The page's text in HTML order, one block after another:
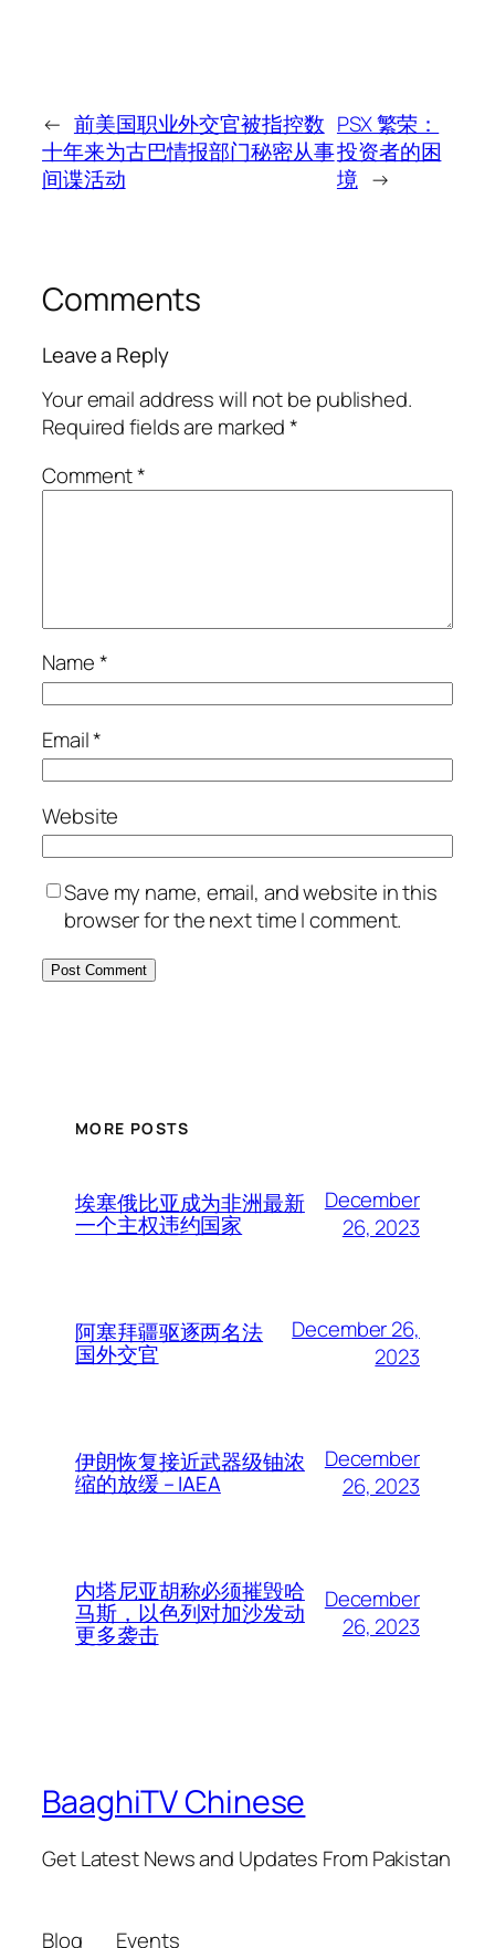
← 前美国职业外交官被指控数
十年来为古巴情报部门秘密从事
间谍活动
PSX 繁荣：
投资者的困
境 →
Comments
Leave a Reply
Your email address will not be published.
Required fields are marked*
Comment*
Name*
Email*
Website
Save my name, email, and website in this
browser for the next time I comment.
MORE POSTS
埃塞俄比亚成为非洲最新
一个主权违约国家
December
26, 2023
阿塞拜疆驱逐两名法
国外交官
December 26,
2023
伊朗恢复接近武器级铀浓
缩的放缓 – IAEA
December
26, 2023
内塔尼亚胡称必须摧毁哈
马斯，以色列对加沙发动
更多袭击
December
26, 2023
BaaghiTV Chinese
Get Latest News and Updates From Pakistan
Blog Events